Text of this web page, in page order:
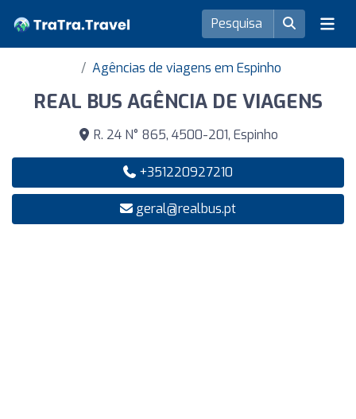
Agências de viagens em Espinho
REAL BUS AGÊNCIA DE VIAGENS
R. 24 N° 865, 4500-201, Espinho
+351220927210
geral@realbus.pt